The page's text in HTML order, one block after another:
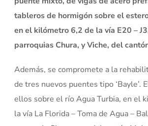
tableros de hormigón sobre el
en el kilómetro 6,2 de la vía E20 –
parroquias Chura, y Viche, del
Además, se compromete a la
de tres nuevos puentes tipo ‘Bayle’.
ellos sobre el río Agua Turbia, en el
la vía La Florida – Toma de Agua –